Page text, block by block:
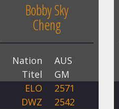
Bobby Sky
Cheng
Nation
AUS
Titel
GM
ELO
2571
DWZ
2542